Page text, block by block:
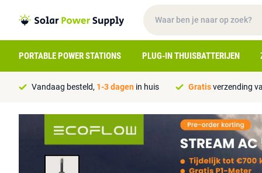
PORTABLE POWER STATIONS PLUG-IN THUISBATTERIJEN
Vandaag besteld, 1-3 dagen in huis Gratisverzending